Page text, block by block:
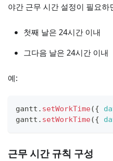
야간 근무 시간 설정이 필요
첫째 날은 24시간 이내
그다음 날은 24시간 이내
예:
gantt . setWorkTime({
gantt . setWorkTime({
근무 시간 규칙 구성